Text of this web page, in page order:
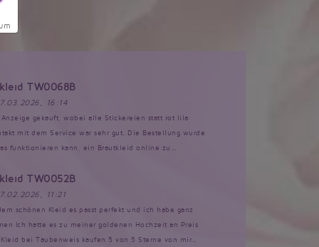
TW0068B
16:14
gekauft, wobei alle Stickereien statt rot lila
mit dem Service war sehr gut. Die Bestellung wurde
funktionieren kann, ein Brautkleid online zu...
TW0052B
11:21
schönen Kleid es passt perfekt und ich habe ganz
Ich hatte es zu meiner goldenen Hochzeit an Preis
bei Taubenweis kaufen 5 von 5 Sterne von mir...